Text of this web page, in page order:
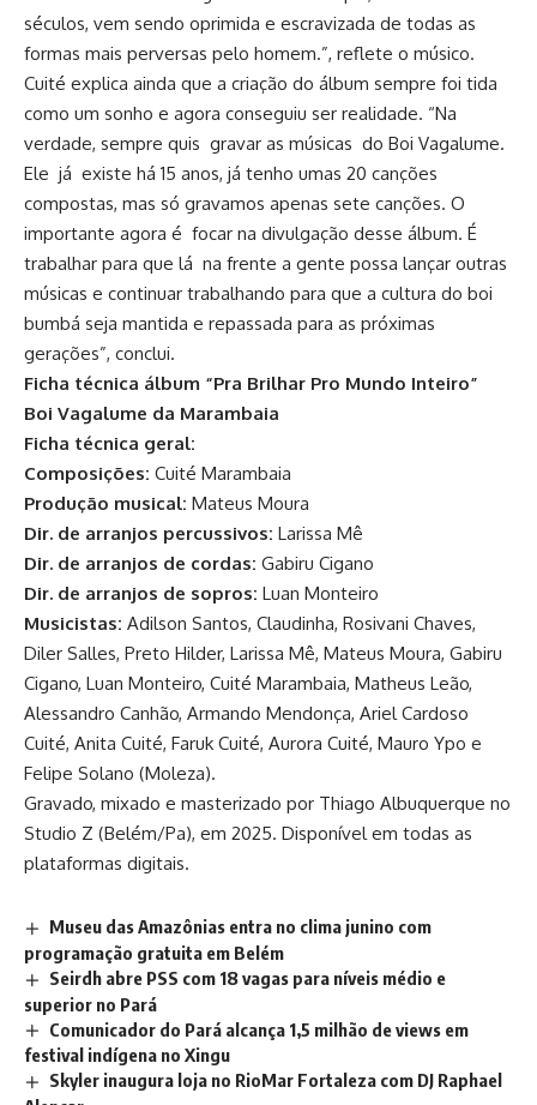
séculos, vem sendo oprimida e escravizada de todas as
formas mais perversas pelo homem.”, reflete o músico.
Cuité explica ainda que a criação do álbum sempre foi tida
como um sonho e agora conseguiu ser realidade. “Na
verdade, sempre quis gravar as músicas do Boi Vagalume.
Ele já existe há 15 anos, já tenho umas 20 canções
compostas, mas só gravamos apenas sete canções. O
importante agora é focar na divulgação desse álbum. É
trabalhar para que lá na frente a gente possa lançar outras
músicas e continuar trabalhando para que a cultura do boi
bumbá seja mantida e repassada para as próximas
gerações”, conclui.
Ficha técnica álbum “Pra Brilhar Pro Mundo Inteiro”
Boi Vagalume da Marambaia
Ficha técnica geral:
Composições: Cuité Marambaia
Produção musical: Mateus Moura
Dir. de arranjos percussivos: Larissa Mê
Dir. de arranjos de cordas: Gabiru Cigano
Dir. de arranjos de sopros: Luan Monteiro
Musicistas: Adilson Santos, Claudinha, Rosivani Chaves,
Diler Salles, Preto Hilder, Larissa Mê, Mateus Moura, Gabiru
Cigano, Luan Monteiro, Cuité Marambaia, Matheus Leão,
Alessandro Canhão, Armando Mendonça, Ariel Cardoso
Cuité, Anita Cuité, Faruk Cuité, Aurora Cuité, Mauro Ypo e
Felipe Solano (Moleza).
Gravado, mixado e masterizado por Thiago Albuquerque no
Studio Z (Belém/Pa), em 2025. Disponível em todas as
plataformas digitais.
Museu das Amazônias entra no clima junino com
programação gratuita em Belém
Seirdh abre PSS com 18 vagas para níveis médio e
superior no Pará
Comunicador do Pará alcança 1,5 milhão de views em
festival indígena no Xingu
Skyler inaugura loja no RioMar Fortaleza com DJ Raphael